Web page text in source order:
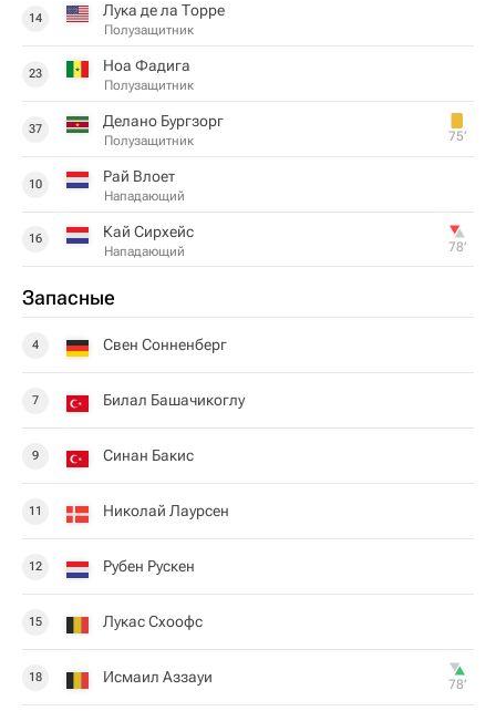
14 Лука де ла Торре
Полузащитник
23 Ноа Фадига
Полузащитник
37 Делано Бургзорг
Полузащитник 75‎’‎
10 Рай Влоет
Нападающий
16 Кай Сирхейс
Нападающий 78‎’‎
Запасные
4 Свен Сонненберг
7 Билал Башачикоглу
9 Синан Бакис
11 Николай Лаурсен
12 Рубен Рускен
15 Лукас Схоофс
18 Исмаил Аззауи 78‎’‎